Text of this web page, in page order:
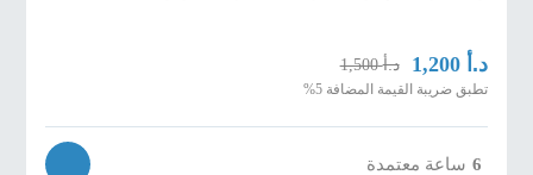
د.أ 1,200 د.أ1,500
تطبق ضريبة القيمة المضافة 5%
6 ساعة معتمدة